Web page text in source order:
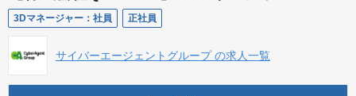
3Dマネージャー：社員 正社員
サイバーエージェントグループ の求人一覧